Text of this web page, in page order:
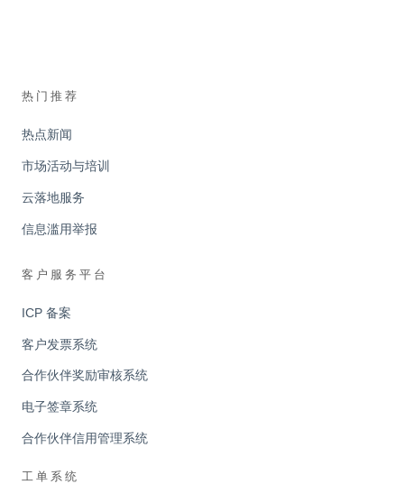
热门推荐
热点新闻
市场活动与培训
云落地服务
信息滥用举报
客户服务平台
ICP 备案
客户发票系统
合作伙伴奖励审核系统
电子签章系统
合作伙伴信用管理系统
工单系统